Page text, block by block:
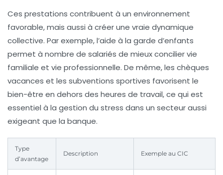
Ces prestations contribuent à un environnement
favorable, mais aussi à créer une vraie dynamique
collective. Par exemple, l’aide à la garde d’enfants
permet à nombre de salariés de mieux concilier vie
familiale et vie professionnelle. De même, les chèques
vacances et les subventions sportives favorisent le
bien-être en dehors des heures de travail, ce qui est
essentiel à la gestion du stress dans un secteur aussi
exigeant que la banque.
Type
d’avantage
Description Exemple au CIC